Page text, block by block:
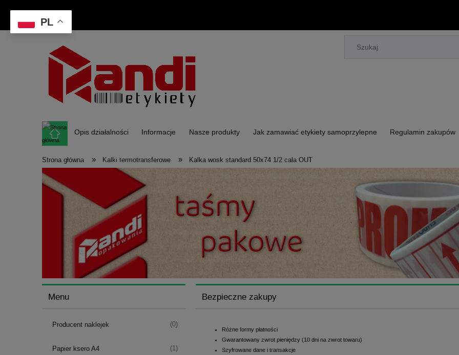
Opis działalności Informacje Nasze produkty Jak zamawiać etykiety samoprzylepne Regulamin zakupów
Strona główna » Kalki termotransferowe » Kalka wosk standard 50x74 1/2 cala OUT
Menu
Producent naklejek (0)
Papier ksero A4 (1)
Bezpieczne zakupy
Różne formy płatności
Gwarantowany zwrot pieniędzy (10 dni na zwrot towaru)
Szyfrowane dane i transakcje
PL